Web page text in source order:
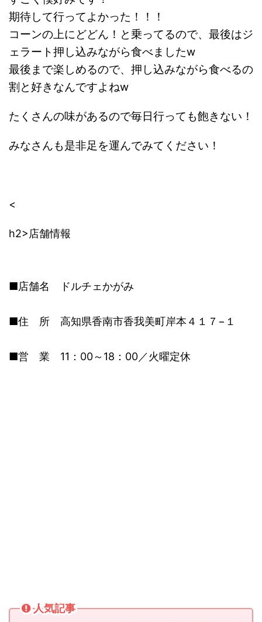
期待して行ってよかった！！！
コーンの上にどどん！と乗ってるので、最後はジ
ェラート押し込みながら食べましたw
最後まで楽しめるので、押し込みながら食べるの
割と好きなんですよねw
たくさんの味があるので毎日行っても飽きない！
みなさんも是非足を運んでみてください！
<
h2>店舗情報
■店舗名 ドルチェかがみ
■住 所 高知県香南市香我美町岸本４１７−１
■営 業 11：00～18：00／火曜定休
人気記事